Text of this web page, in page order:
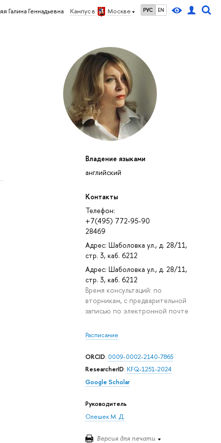
Кампус в Москве РУС EN
Галина Геннадьевна
Владение языками
английский
Контакты
Телефон:
+7(495) 772-95-90
28469
Адрес: Шаболовка ул., д. 28/11,
стр. 3, каб. 6212
Адрес: Шаболовка ул., д. 28/11,
стр. 3, каб. 6212
Время консультаций: по
вторникам, с предварительной
записью по электронной почте
Расписание
ORCID: 0009-0002-2140-7865
ResearcherID: KFQ-1251-2024
Google Scholar
Руководитель
Олешек М. Д.
Версия для печати